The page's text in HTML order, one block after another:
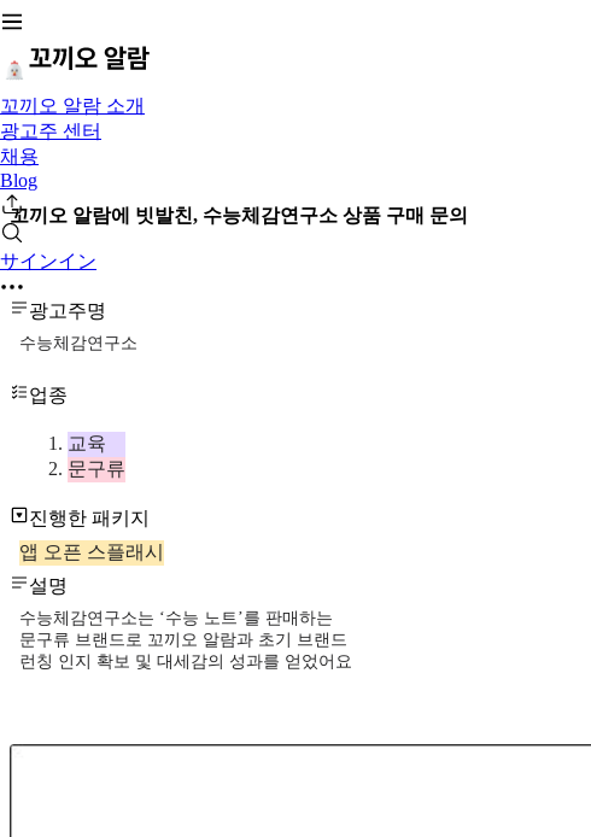
꼬끼오 알람 소개
광고주 센터
채용
Blog
サインイン
꼬끼오 알람에 빗발친, 수능체감연구소 상품 구매 문의
광고주명
수능체감연구소
업종
교육
문구류
진행한 패키지
앱 오픈 스플래시
설명
수능체감연구소는 ‘수능 노트’를 판매하는
문구류 브랜드로 꼬끼오 알람과 초기 브랜드
런칭 인지 확보 및 대세감의 성과를 얻었어요